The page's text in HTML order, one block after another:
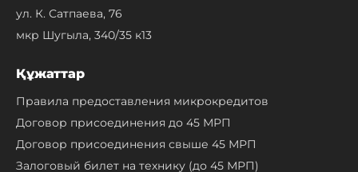
ул. К. Сатпаева, 76
мкр Шугыла, 340/35 к13
Құжаттар
Правила предоставления микрокредитов
Договор присоединения до 45 МРП
Договор присоединения свыше 45 МРП
Залоговый билет на технику (до 45 МРП)